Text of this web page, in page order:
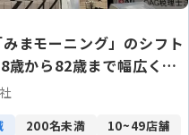
まモーニング」のシフト
歳から82歳まで幅広く定
200名未満
10~49店舗